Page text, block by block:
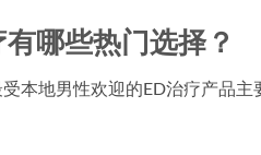
哪些热门选择？
本地男性欢迎的ED治疗产品